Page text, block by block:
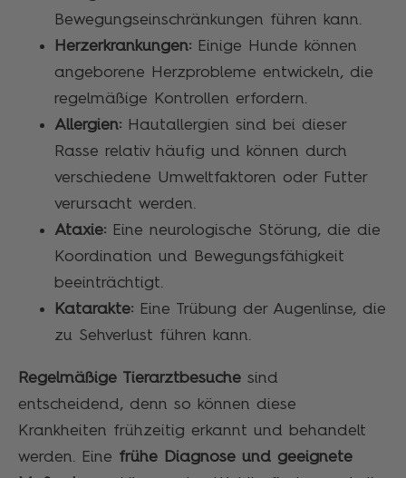
Bewegungseinschränkungen führen kann.
Herzerkrankungen: Einige Hunde können
angeborene Herzprobleme entwickeln, die
regelmäßige Kontrollen erfordern.
Allergien: Hautallergien sind bei dieser
Rasse relativ häufig und können durch
verschiedene Umweltfaktoren oder Futter
verursacht werden.
Ataxie: Eine neurologische Störung, die die
Koordination und Bewegungsfähigkeit
beeinträchtigt.
Katarakte: Eine Trübung der Augenlinse, die
zu Sehverlust führen kann.
Regelmäßige Tierarztbesuche sind
entscheidend, denn so können diese
Krankheiten frühzeitig erkannt und behandelt
werden. Eine frühe Diagnose und geeignete